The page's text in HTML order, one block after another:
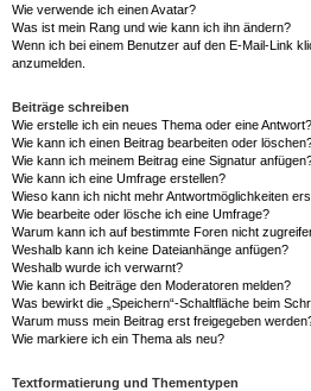
Wie verwende ich einen Avatar?
Was ist mein Rang und wie kann ich ihn ändern?
Wenn ich bei einem Benutzer auf den E-Mail-Link
anzumelden.
Beiträge schreiben
Wie erstelle ich ein neues Thema oder eine Antwort?
Wie kann ich einen Beitrag bearbeiten oder
Wie kann ich meinem Beitrag eine Signatur
Wie kann ich eine Umfrage erstellen?
Wieso kann ich nicht mehr Antwortmöglichkeiten
Wie bearbeite oder lösche ich eine Umfrage?
Warum kann ich auf bestimmte Foren nicht
Weshalb kann ich keine Dateianhänge anfügen?
Weshalb wurde ich verwarnt?
Wie kann ich Beiträge den Moderatoren melden?
Was bewirkt die „Speichern“-Schaltfläche beim
Warum muss mein Beitrag erst freigegeben
Wie markiere ich ein Thema als neu?
Textformatierung und Thementypen